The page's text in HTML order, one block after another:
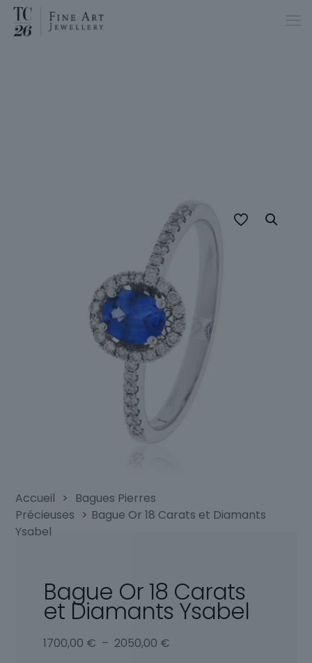
Accueil >
Bagues Pierres
Précieuses > Bague Or 18 Carats et Diamants
Ysabel
Bague Or 18 Carats
et Diamants Ysabel
1700,00 € – 2050,00 €